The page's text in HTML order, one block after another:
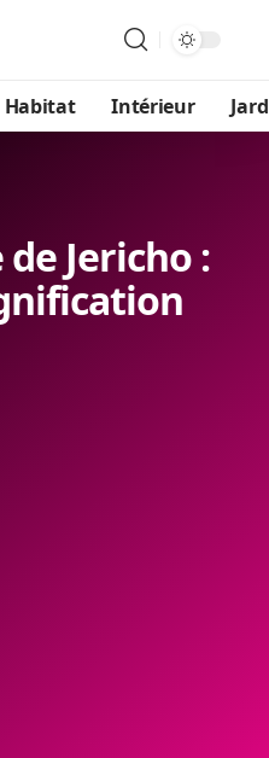
Habitat Intérieur
Jericho :